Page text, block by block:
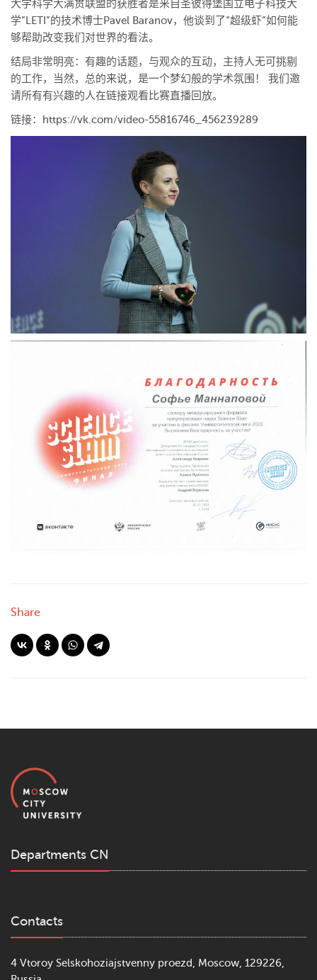
大学科学大满贯联盟的获胜者是来自圣彼得堡国立电子科技大
学”LETI”的技术博士Pavel Baranov，他谈到了“超级虾”如何能
够帮助改变我们对世界的看法。
结局非常明亮：有趣的话题，与观众的互动，主持人无可挑剔
的工作，当然，总的来说，是一个梦幻般的学术氛围！ 我们邀
请所有有兴趣的人在链接观看比赛直播回放。
链接：https://vk.com/video-55816746_456239289
Share
Departments CN
Contacts
4 Vtoroy Selskohoziajstvenny proezd, Moscow, 129226,